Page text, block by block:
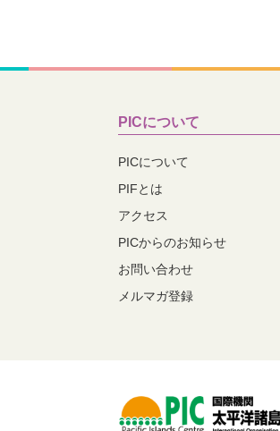
PICについて
PICについて
PIFとは
アクセス
PICからのお知らせ
お問い合わせ
メルマガ登録